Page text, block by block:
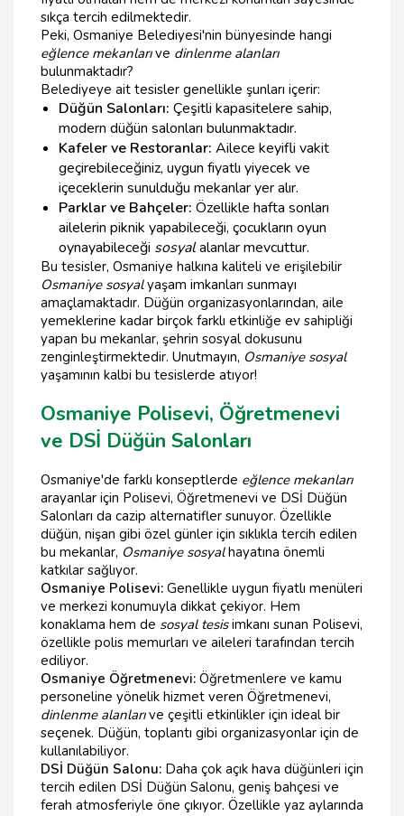
sıkça tercih edilmektedir.
Peki, Osmaniye Belediyesi'nin bünyesinde hangi
eğlence mekanlarıve dinlenme alanları
bulunmaktadır?
Belediyeye ait tesisler genellikle şunları içerir:
Düğün Salonları: Çeşitli kapasitelere sahip,
modern düğün salonları bulunmaktadır.
Kafeler ve Restoranlar: Ailece keyifli vakit
geçirebileceğiniz, uygun fiyatlı yiyecek ve
içeceklerin sunulduğu mekanlar yer alır.
Parklar ve Bahçeler: Özellikle hafta sonları
ailelerin piknik yapabileceği, çocukların oyun
oynayabileceği sosyalalanlar mevcuttur.
Bu tesisler, Osmaniye halkına kaliteli ve erişilebilir
Osmaniye sosyalyaşam imkanları sunmayı
amaçlamaktadır. Düğün organizasyonlarından, aile
yemeklerine kadar birçok farklı etkinliğe ev sahipliği
yapan bu mekanlar, şehrin sosyal dokusunu
zenginleştirmektedir. Unutmayın, Osmaniye sosyal
yaşamının kalbi bu tesislerde atıyor!
Osmaniye Polisevi, Öğretmenevi
ve DSİ Düğün Salonları
Osmaniye'de farklı konseptlerde eğlence mekanları
arayanlar için Polisevi, Öğretmenevi ve DSİ Düğün
Salonları da cazip alternatifler sunuyor. Özellikle
düğün, nişan gibi özel günler için sıklıkla tercih edilen
bu mekanlar, Osmaniye sosyalhayatına önemli
katkılar sağlıyor.
Osmaniye Polisevi: Genellikle uygun fiyatlı menüleri
ve merkezi konumuyla dikkat çekiyor. Hem
konaklama hem de sosyal tesisimkanı sunan Polisevi,
özellikle polis memurları ve aileleri tarafından tercih
ediliyor.
Osmaniye Öğretmenevi: Öğretmenlere ve kamu
personeline yönelik hizmet veren Öğretmenevi,
dinlenme alanlarıve çeşitli etkinlikler için ideal bir
seçenek. Düğün, toplantı gibi organizasyonlar için de
kullanılabiliyor.
DSİ Düğün Salonu: Daha çok açık hava düğünleri için
tercih edilen DSİ Düğün Salonu, geniş bahçesi ve
ferah atmosferiyle öne çıkıyor. Özellikle yaz aylarında